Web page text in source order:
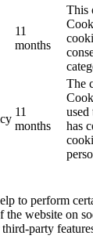
11
months
This
11
months
The
used
has
to perform
the website on
party